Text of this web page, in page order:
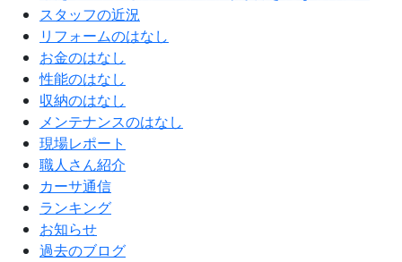
スタッフの近況
リフォームのはなし
お金のはなし
性能のはなし
収納のはなし
メンテナンスのはなし
現場レポート
職人さん紹介
カーサ通信
ランキング
お知らせ
過去のブログ